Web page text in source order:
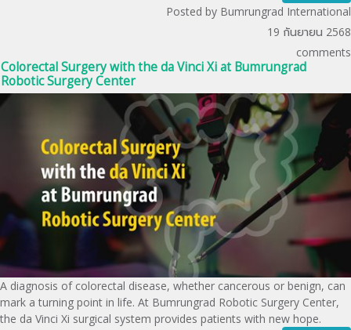
Posted by Bumrungrad International
19 กันยายน 2568
comments
Colorectal Surgery with the da Vinci Xi at Bumrungrad
Robotic Surgery Center
A diagnosis of colorectal disease, whether cancerous or benign, can
mark a turning point in life. At Bumrungrad Robotic Surgery Center,
the da Vinci Xi surgical system provides patients with new hope.